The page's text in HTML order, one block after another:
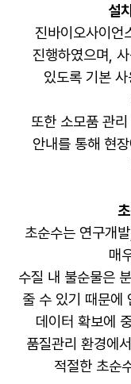
설
진바이오사이언
진행하였으며,
있도록 기본
또한 소모품 관
안내를 통해 현
초순수는 연구개
매
수질 내 불순물은
줄 수 있기 때문에
데이터 확보에
품질관리 환경에
적절한 초순